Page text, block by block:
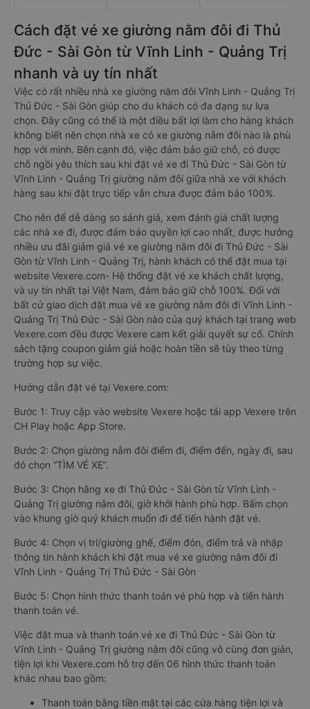
Cách đặt vé xe giường nằm đôi đi Thủ
Đức - Sài Gòn từ Vĩnh Linh - Quảng Trị
nhanh và uy tín nhất
Việc có rất nhiều nhà xe giường nằm đôi Vĩnh Linh - Quảng Trị
Thủ Đức - Sài Gòn giúp cho du khách có đa dạng sự lựa
chọn. Đây cũng có thể là một điều bất lợi làm cho hàng khách
không biết nên chọn nhà xe có xe giường nằm đôi nào là phù
hợp với mình. Bên cạnh đó, việc đảm bảo giữ chỗ, có được
chỗ ngồi yêu thích sau khi đặt vé xe đi Thủ Đức - Sài Gòn từ
Vĩnh Linh - Quảng Trị giường nằm đôi giữa nhà xe với khách
hàng sau khi đặt trực tiếp vẫn chưa được đảm bảo 100%.
Cho nên để dễ dàng so sánh giá, xem đánh giá chất lượng
các nhà xe đi, được đảm bảo quyền lợi cao nhất, được hưởng
nhiều ưu đãi giảm giá vé xe giường nằm đôi đi Thủ Đức - Sài
Gòn từ Vĩnh Linh - Quảng Trị, hành khách có thể đặt mua tại
website Vexere.com- Hệ thống đặt vé xe khách chất lượng,
và uy tín nhất tại Việt Nam, đảm bảo giữ chỗ 100%. Đối với
bất cứ giao dịch đặt mua vé xe giường nằm đôi đi Vĩnh Linh -
Quảng Trị Thủ Đức - Sài Gòn nào của quý khách tại trang web
Vexere.com đều được Vexere cam kết giải quyết sự cố. Chính
sách tặng coupon giảm giá hoặc hoàn tiền sẽ tùy theo từng
trường hợp sự việc.
Hướng dẫn đặt vé tại Vexere.com:
Bước 1: Truy cập vào website Vexere hoặc tải app Vexere trên
CH Play hoặc App Store.
Bước 2: Chọn giường nằm đôi điểm đi, điểm đến, ngày đi, sau
đó chọn “TÌM VÉ XE”.
Bước 3: Chọn hãng xe đi Thủ Đức - Sài Gòn từ Vĩnh Linh -
Quảng Trị giường nằm đôi, giờ khởi hành phù hợp. Bấm chọn
vào khung giờ quý khách muốn đi để tiến hành đặt vé.
Bước 4: Chọn vị trí/giường ghế, điểm đón, điểm trả và nhập
thông tin hành khách khi đặt mua vé xe giường nằm đôi đi
Vĩnh Linh - Quảng Trị Thủ Đức - Sài Gòn
Bước 5: Chọn hình thức thanh toán vé phù hợp và tiến hành
thanh toán vé.
Việc đặt mua và thanh toán vé xe đi Thủ Đức - Sài Gòn từ
Vĩnh Linh - Quảng Trị giường nằm đôi cũng vô cùng đơn giản,
tiện lợi khi Vexere.com hỗ trợ đến 06 hình thức thanh toán
khác nhau bao gồm:
Thanh toán bằng tiền mặt tại các cửa hàng tiện lợi và